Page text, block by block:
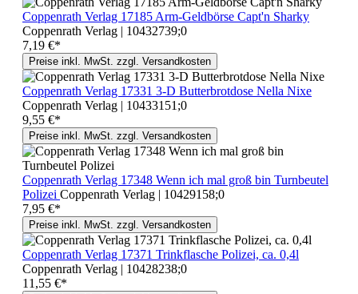
Coppenrath Verlag 17185 Arm-Geldbörse Capt'n Sharky
Coppenrath Verlag | 10432739;0
7,19 €*
Preise inkl. MwSt. zzgl. Versandkosten
Coppenrath Verlag 17331 3-D Butterbrotdose Nella Nixe
Coppenrath Verlag | 10433151;0
9,55 €*
Preise inkl. MwSt. zzgl. Versandkosten
Coppenrath Verlag 17348 Wenn ich mal groß bin Turnbeutel
Polizei Coppenrath Verlag | 10429158;0
7,95 €*
Preise inkl. MwSt. zzgl. Versandkosten
Coppenrath Verlag 17371 Trinkflasche Polizei, ca. 0,4l
Coppenrath Verlag | 10428238;0
11,55 €*